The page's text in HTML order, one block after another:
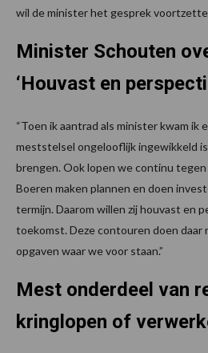
wil de minister het gesprek
Minister Schouten
‘Houvast en
“Toen ik aantrad als minister kwam ik
meststelsel ongelooflijk ingewikkeld
brengen. Ook lopen we continu tegen
Boeren maken plannen en doen
termijn. Daarom willen zij houvast en
toekomst. Deze contouren doen daar
opgaven waar we voor staan.”
Mest onderdeel van
kringlopen of